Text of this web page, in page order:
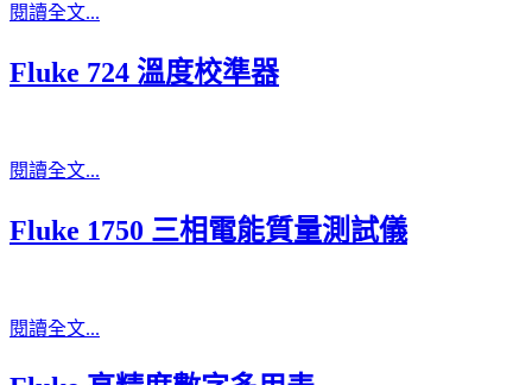
閱讀全文...
Fluke 724 溫度校準器
閱讀全文...
Fluke 1750 三相電能質量測試儀
閱讀全文...